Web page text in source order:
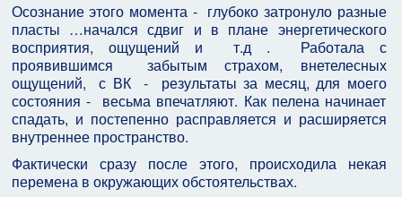
Осознание этого момента - глубоко затронуло разные
пласты …начался сдвиг и в плане энергетического
восприятия, ощущений и т.д . Работала с
проявившимся забытым страхом, внетелесных
ощущений, с ВК - результаты за месяц, для моего
состояния - весьма впечатляют. Как пелена начинает
спадать, и постепенно расправляется и расширяется
внутреннее пространство.
Фактически сразу после этого, происходила некая
перемена в окружающих обстоятельствах.